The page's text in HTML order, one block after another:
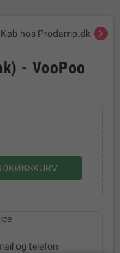
chevron_right
- VooPoo
og telefon